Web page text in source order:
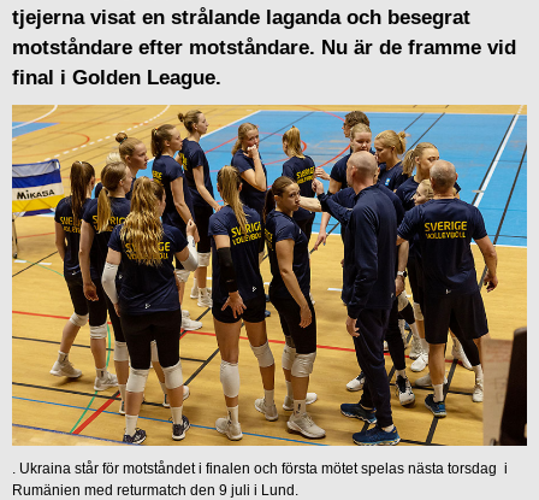
tjejerna visat en strålande laganda och besegrat
motståndare efter motståndare. Nu är de framme vid
final i Golden League.
. Ukraina står för motståndet i finalen och första mötet spelas nästa torsdag i
Rumänien med returmatch den 9 juli i Lund.